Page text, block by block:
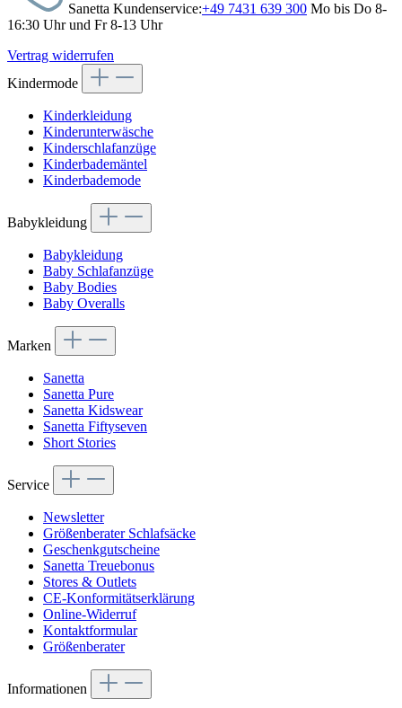
Sanetta Kundenservice:+49 7431 639 300 Mo bis Do 8-
16:30 Uhr und Fr 8-13 Uhr
Vertrag widerrufen
Kindermode
Kinderkleidung
Kinderunterwäsche
Kinderschlafanzüge
Kinderbademäntel
Kinderbademode
Babykleidung
Babykleidung
Baby Schlafanzüge
Baby Bodies
Baby Overalls
Marken
Sanetta
Sanetta Pure
Sanetta Kidswear
Sanetta Fiftyseven
Short Stories
Service
Newsletter
Größenberater Schlafsäcke
Geschenkgutscheine
Sanetta Treuebonus
Stores & Outlets
CE-Konformitätserklärung
Online-Widerruf
Kontaktformular
Größenberater
Informationen